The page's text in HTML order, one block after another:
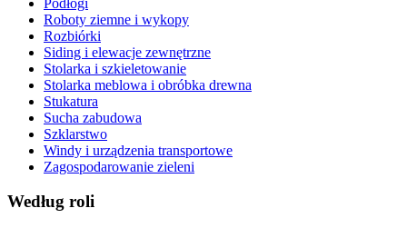
Roboty ziemne i wykopy
Rozbiórki
Siding i elewacje zewnętrzne
Stolarka i szkieletowanie
Stolarka meblowa i obróbka drewna
Stukatura
Sucha zabudowa
Szklarstwo
Windy i urządzenia transportowe
Zagospodarowanie zieleni
Według roli